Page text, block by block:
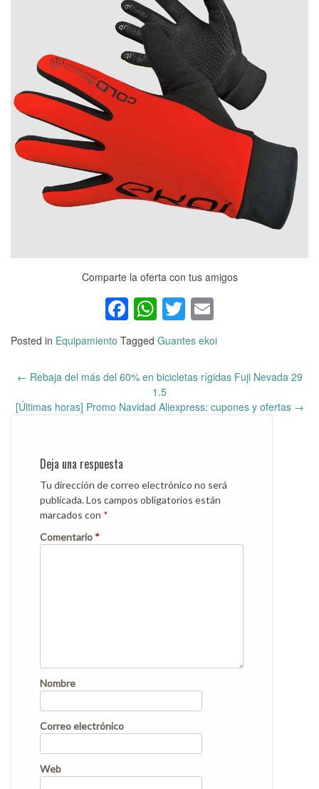
Comparte la oferta con tus amigos
Facebook
WhatsApp
Twitter
Posted in Equipamiento Tagged Guantes ekoi
navigation
← Rebaja del más del 60% en bicicletas rígidas Fuji Nevada 29
1.5
[Últimas horas] Promo Navidad Aliexpress: cupones y ofertas →
Deja una respuesta
Tu dirección de correo electrónico no será
publicada.Los campos obligatorios están
marcados con *
Comentario *
Nombre
Correo electrónico
Web